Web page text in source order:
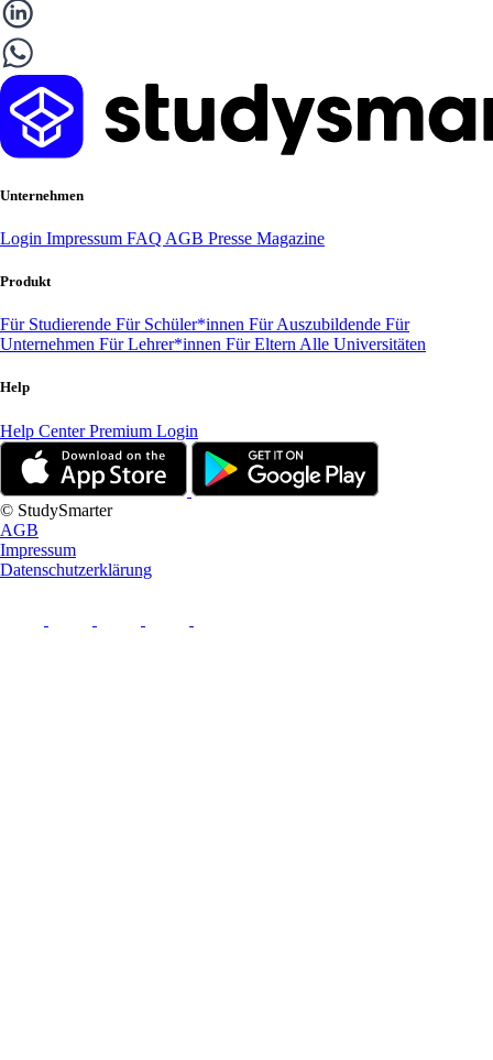
Unternehmen
Login Impressum FAQ AGB Presse Magazine
Produkt
Für Studierende Für Schüler*innen Für Auszubildende Für
Unternehmen Für Lehrer*innen Für Eltern Alle Universitäten
Help
Help CenterPremium Login
© StudySmarter
AGB
Impressum
Datenschutzerklärung